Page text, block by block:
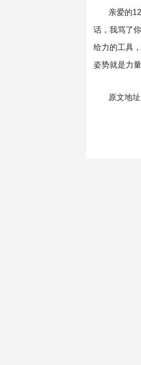
亲爱的
话，我骂了
给力的工具
姿势就是力量
原文地